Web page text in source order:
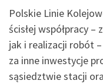
Polskie Linie
ścisłej współpracy
jak i realizacji robót
za inne inwestycje
sąsiedztwie stacji